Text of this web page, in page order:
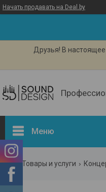
Начать продавать на Deal.by
Друзья! В
Меню
Товары и услуги